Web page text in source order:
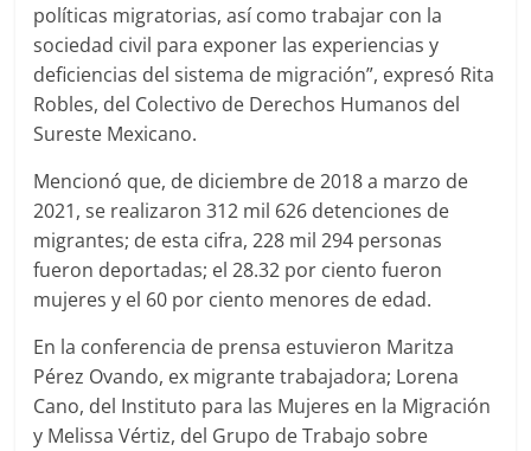
políticas migratorias, así como trabajar con la
sociedad civil para exponer las experiencias y
deficiencias del sistema de migración”, expresó Rita
Robles, del Colectivo de Derechos Humanos del
Sureste Mexicano.
Mencionó que, de diciembre de 2018 a marzo de
2021, se realizaron 312 mil 626 detenciones de
migrantes; de esta cifra, 228 mil 294 personas
fueron deportadas; el 28.32 por ciento fueron
mujeres y el 60 por ciento menores de edad.
En la conferencia de prensa estuvieron Maritza
Pérez Ovando, ex migrante trabajadora; Lorena
Cano, del Instituto para las Mujeres en la Migración
y Melissa Vértiz, del Grupo de Trabajo sobre